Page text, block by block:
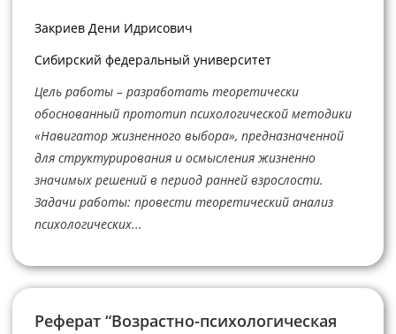
Закриев Дени Идрисович
Сибирский федеральный университет
Цель работы – разработать теоретически
обоснованный прототип психологической методики
«Навигатор жизненного выбора», предназначенной
для структурирования и осмысления жизненно
значимых решений в период ранней взрослости.
Задачи работы: провести теоретический анализ
психологических...
Реферат “Возрастно-психологическая